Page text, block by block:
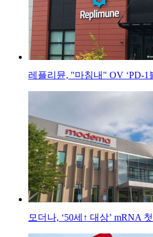
레플리뮨, "마침내" OV ‘PD-
모더나, ‘50세↑ 대상’ mRNA